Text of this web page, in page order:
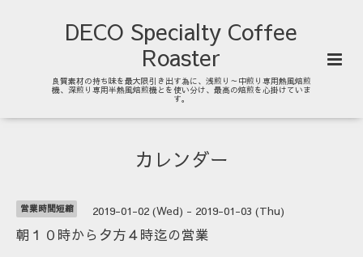
DECO Specialty Coffee
Roaster
良質素材の持ち味を最大限引き出す為に、浅煎り～中煎り専用熱風焙煎
機、深煎り専用半熱風焙煎機とを使い分け、最高の焙煎を心掛けていま
す。
カレンダー
営業時間短縮 2019-01-02 (Wed) - 2019-01-03 (Thu)
朝１０時から夕方４時迄の営業